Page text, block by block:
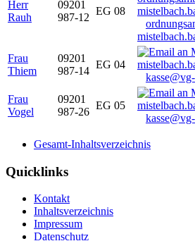
Herr
Rauh
09201
987-12
EG 08
Frau
Thiem
09201
987-14
EG 04
Frau
Vogel
09201
987-26
EG 05
Gesamt-Inhaltsverzeichnis
Quicklinks
Kontakt
Inhaltsverzeichnis
Impressum
Datenschutz